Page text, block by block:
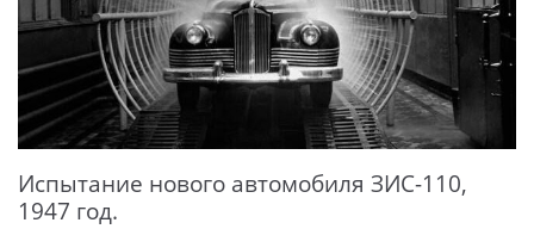
Испытание нового автомобиля ЗИС-110,
1947 год.